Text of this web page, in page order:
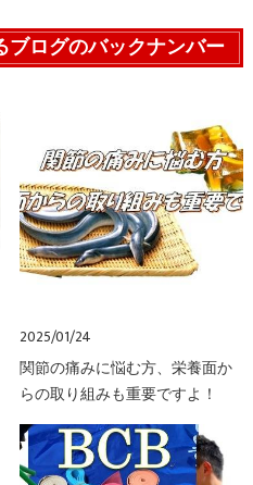
ログのバックナンバー
2025/01/24
関節の痛みに悩む方、栄養面か
らの取り組みも重要ですよ！